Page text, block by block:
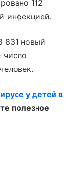
112
инфекцией.
831 новый
число
у детей в
полезное